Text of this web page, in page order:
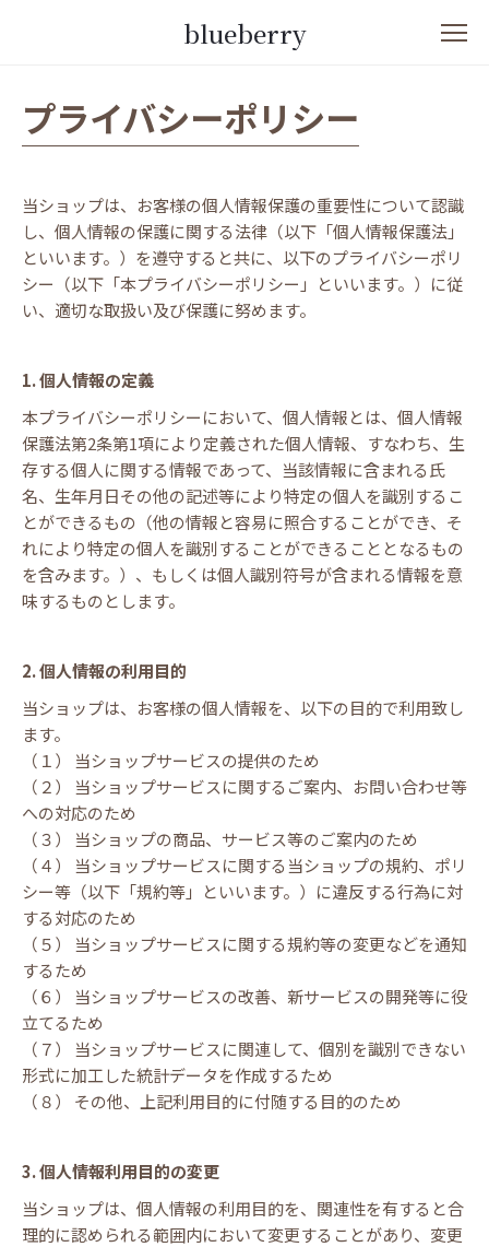
blueberry
プライバシーポリシー
当ショップは、お客様の個人情報保護の重要性について認識
し、個人情報の保護に関する法律（以下「個人情報保護法」
といいます。）を遵守すると共に、以下のプライバシーポリ
シー（以下「本プライバシーポリシー」といいます。）に従
い、適切な取扱い及び保護に努めます。
1. 個人情報の定義
本プライバシーポリシーにおいて、個人情報とは、個人情報
保護法第2条第1項により定義された個人情報、すなわち、生
存する個人に関する情報であって、当該情報に含まれる氏
名、生年月日その他の記述等により特定の個人を識別するこ
とができるもの（他の情報と容易に照合することができ、そ
れにより特定の個人を識別することができることとなるもの
を含みます。）、もしくは個人識別符号が含まれる情報を意
味するものとします。
2. 個人情報の利用目的
当ショップは、お客様の個人情報を、以下の目的で利用致し
ます。
（１） 当ショップサービスの提供のため
（２） 当ショップサービスに関するご案内、お問い合わせ等
への対応のため
（３） 当ショップの商品、サービス等のご案内のため
（４） 当ショップサービスに関する当ショップの規約、ポリ
シー等（以下「規約等」といいます。）に違反する行為に対
する対応のため
（５） 当ショップサービスに関する規約等の変更などを通知
するため
（６） 当ショップサービスの改善、新サービスの開発等に役
立てるため
（７） 当ショップサービスに関連して、個別を識別できない
形式に加工した統計データを作成するため
（８） その他、上記利用目的に付随する目的のため
3. 個人情報利用目的の変更
当ショップは、個人情報の利用目的を、関連性を有すると合
理的に認められる範囲内において変更することがあり、変更